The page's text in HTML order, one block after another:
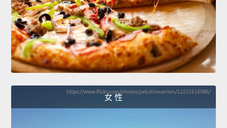
女 性